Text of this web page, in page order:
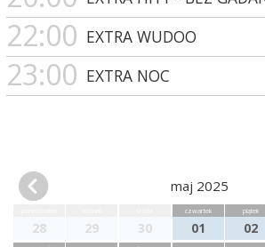
22:00 EXTRA WUDOO
23:00 EXTRA NOC
maj 2025
28 29 30
czwartek
01
piątek
02